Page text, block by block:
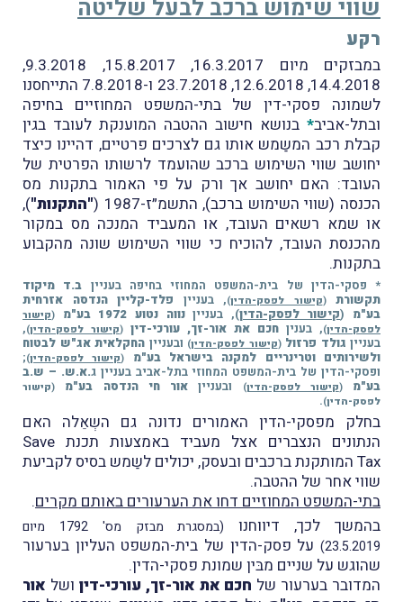
שווי שימוש ברכב לבעל שליטה
רקע
במבזקים מיום 16.3.2017, 15.8.2017, 9.3.2018,
14.4.2018, 12.6.2018, 23.7.2018 ו-7.8.2018 התייחסנו
לשמונה פסקי-דין של בתי-המשפט המחוזיים בחיפה
ובתל-אביב* בנושא חישוב ההטבה המוענקת לעובד בגין
קבלת רכב המשַמש אותו גם לצרכים פרטיים, דהיינו כיצד
יחושב שווי השימוש ברכב שהועמד לרשותו הפרטית של
העובד: האם יחושב אך ורק על פי האמור בתקנות מס
הכנסה (שווי השימוש ברכב), התשמ״ז-1987 (
"התקנות"),
או שמא רשאים העובד, או המעביד המנכה מס במקור
מהכנסת העובד, להוכיח כי שווי השימוש שונה מהקבוע
בתקנות.
* פסקי-הדין של בית-המשפט המחוזי בחיפה בעניין ב.ד מיקוד
תקשורת
(קישור לפסק-הדין), בעניין פלד-קליין הנדסה אזרחית
בע"מ (קישור לפסק-הדין), בענייןנווה נטוע 1972 בע"מ (קישור
לפסק-הדין), בענין חכם את אור-זך, עורכי-דין (קישור לפסק-הדין)
,
בעניין גולד פרזול (קישור לפסק-הדין) ובעניין החקלאית אג"ש לבטוח
ולשירותים וטרינריים למקנה בישראל בע"מ
(קישור לפסק-הדין)
;
ופסקי-הדין של בית-המשפט המחוזי בתל-אביב בעניין ג.א.ש. – ש.ב
בע"מ
(קישור לפסק-הדין) ובעניין אור חי הנדסה בע"מ (קישור
לפסק-הדין)
.
​בחלק מפסקי-הדין האמורים נדונה גם השְאֵלה האם
הנתונים הנצברים אצל מעביד באמצעות תכנת Save
Tax המותקנת ברכבים ובעסק, יכולים לשַמש בסיס לקביעת
שווי אחר של ההטבה.​
בתי-המשפט המחוזיים דחו את הערעורים באותם מקרים.
בהמשך לכך, דיווחנו
(במסגרת מבזק מס' 1792 מיום
23.5.2019)
על פסק-הדין של בית-המשפט העליון בערעור
שהוגש על שניים מבּין שמונת פסקי-הדין.
המדובר בערעור של חכם את אור-זך, עורכי-דין ושל אור